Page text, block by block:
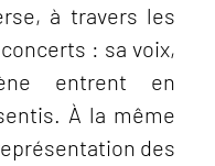
à travers les
: sa voix,
entrent en
À la même
des